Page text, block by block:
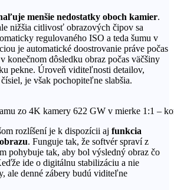
menšie nedostatky oboch kamier.
nižšia citlivosť obrazových čipov sa
regulovaného ISO a teda šumu v
je automatické doostrovanie práve počas
konečnom dôsledku obraz počas väčšiny
pekne. Úroveň viditeľnosti detailov,
je však pochopiteľne slabšia.
zo 4K kamery 622 GW v mierke 1:1 –
rozlíšení je k dispozícii aj funkcia
. Funguje tak, že softvér spraví z
pohybuje tak, aby bol výsledný obraz čo
ide o digitálnu stabilizáciu a nie
ale denné zábery budú viditeľne